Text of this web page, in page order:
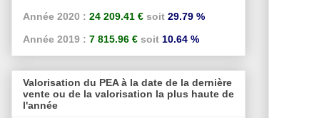
Année 2020 : 24 209.41 € soit 29.79 %
Année 2019 : 7 815.96 € soit 10.64 %
Valorisation du PEA à la date de la dernière
vente ou de la valorisation la plus haute de
l'année